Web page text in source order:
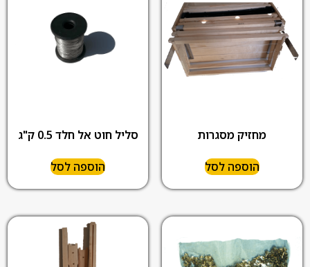
מחזיק מסגרות
הוספה לסל
סליל חוט אל חלד 0.5 ק"ג
הוספה לסל